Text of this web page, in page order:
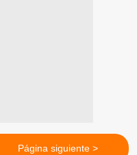
Página siguiente >